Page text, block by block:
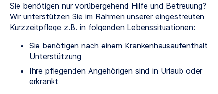
Sie benötigen nur vorübergehend Hilfe und Betreuung?
Wir unterstützen Sie im Rahmen unserer eingestreuten
Kurzzeitpflege z.B. in folgenden Lebenssituationen:
Sie benötigen nach einem Krankenhausaufenthalt
Unterstützung
Ihre pflegenden Angehörigen sind in Urlaub oder
erkrankt